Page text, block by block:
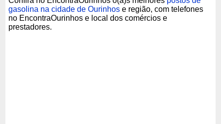
gasolina na cidade de Ourinhos e região, com telefones
no EncontraOurinhos e local dos comércios e
prestadores.